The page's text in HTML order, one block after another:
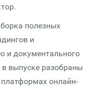
полезных
и
и документального
выпуске разобраны
онлайн-